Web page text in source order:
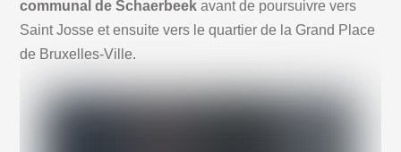
communal de Schaerbeekavant de poursuivre vers
Saint Josse et ensuite vers le quartier de la Grand Place
de Bruxelles-Ville.